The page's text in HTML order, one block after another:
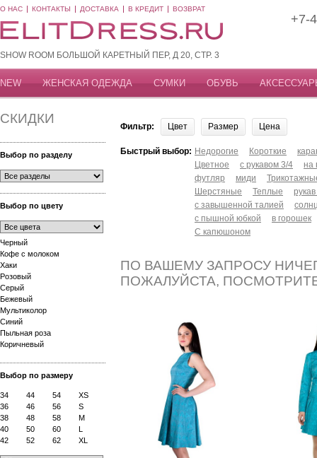
О НАС КОНТАКТЫ ДОСТАВКА В КРЕДИТ ВОЗВРАТ
SHOW ROOM БОЛЬШОЙ КАРЕТНЫЙ ПЕР, Д 20, СТР. 3
+7-
NEW ЖЕНСКАЯ ОДЕЖДА СУМКИ ОБУВЬ
СКИДКИ
Выбор по разделу
Выбор по цвету
Черный
Кофе с молоком
Хаки
Розовый
Серый
Бежевый
Мультиколор
Синий
Пыльная роза
Коричневый
Выбор по размеру
34 44 54
XS
36
46 56
S
38
48 58
M
40
50 60
L
42
52 62 XL
Фильтр: Цвет Размер Цена
Быстрый выбор: Недорогие Короткие
Цветное
с рукавом 3/4
на
футляр
миди
Шерстяные
Теплые
с завышенной талией
с пышной юбкой
в горошек
С капюшоном
ПО ВАШЕМУ ЗАПРОСУ
ПОЖАЛУЙСТА,